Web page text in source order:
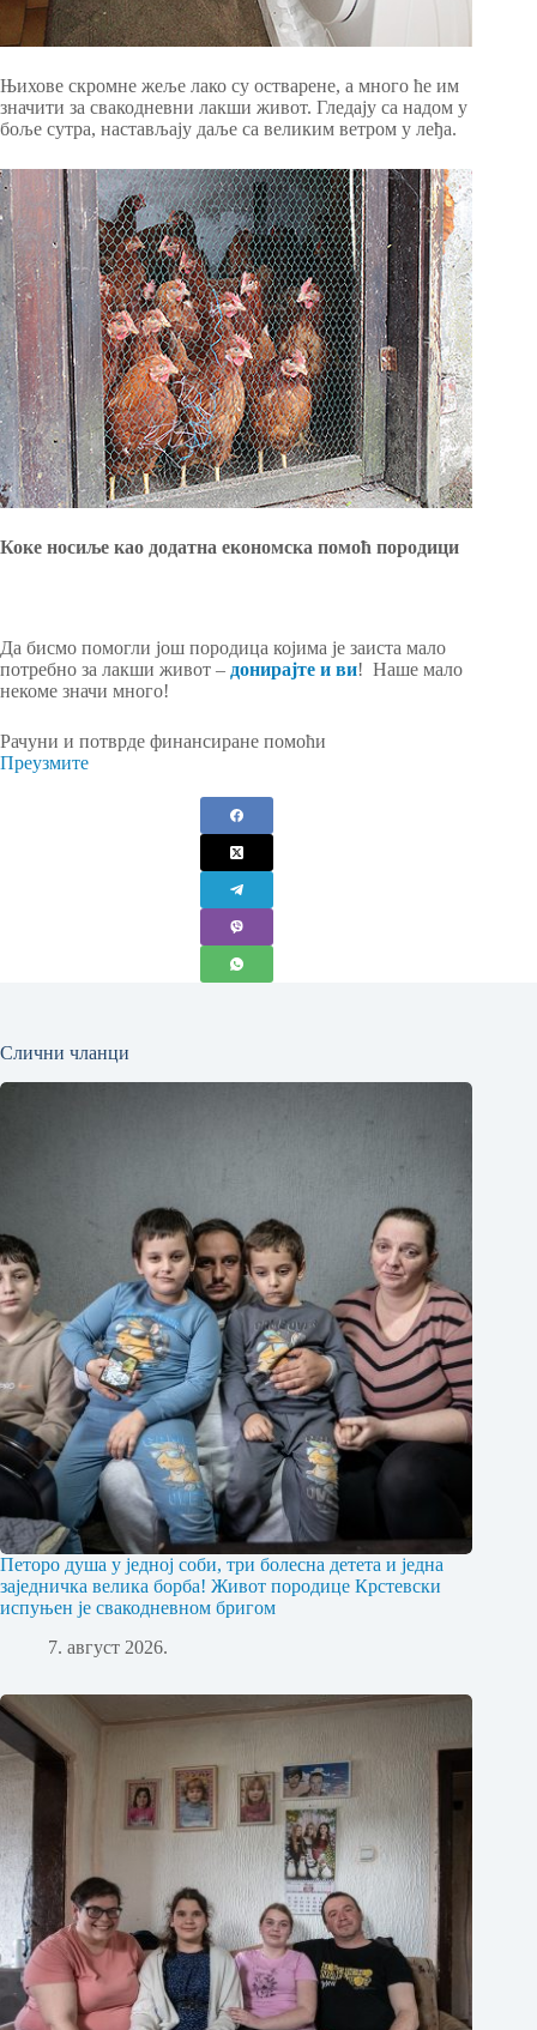
Њихове скромне жеље лако су остварене, а много ће им
значити за свакодневни лакши живот. Гледају са надом у
боље сутра, настављају даље са великим ветром у леђа.
Коке носиље као додатна економска помоћ породици
Да бисмо помогли још породица којима је заиста мало
потребно за лакши живот – донирајте и ви! Наше мало
некоме значи много!
Рачуни и потврде финансиране помоћи
Преузмите
Слични чланци
Петоро душа у једној соби, три болесна детета и једна
заједничка велика борба! Живот породице Крстевски
испуњен је свакодневном бригом
7. август 2026.